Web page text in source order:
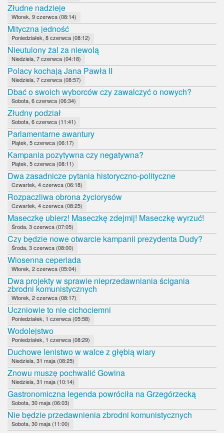
Złudne nadzieje
Wtorek, 9 czerwca (08:14)
Mityczna jedność
Poniedziałek, 8 czerwca (08:12)
Nieutulony żal za niewolą
Niedziela, 7 czerwca (04:18)
Polacy kochają Jana Pawła II
Niedziela, 7 czerwca (08:57)
Dbać o swoich wyborców czy zawalczyć o nowych?
Sobota, 6 czerwca (06:34)
Złudny podział
Sobota, 6 czerwca (11:41)
Parlamentarne awantury
Piątek, 5 czerwca (06:17)
Kampania pozytywna czy negatywna?
Piątek, 5 czerwca (08:11)
Dwa zasadnicze pytania historyczno-polityczne
Czwartek, 4 czerwca (06:18)
Rozpaczliwa obrona życiorysów
Czwartek, 4 czerwca (08:25)
Maseczkę ubierz! Maseczkę zdejmij! Maseczkę wyrzuć!
Środa, 3 czerwca (07:05)
Czy będzie nowe otwarcie kampanii prezydenta Dudy?
Środa, 3 czerwca (08:00)
Wiosenna ceperiada
Wtorek, 2 czerwca (05:04)
Dwa projekty w sprawie nieprzedawniania ścigania
zbrodni komunistycznych
Wtorek, 2 czerwca (08:17)
Uczniowie to nie cichociemni
Poniedziałek, 1 czerwca (05:58)
Wodolejstwo
Poniedziałek, 1 czerwca (08:29)
Duchowe lenistwo w walce z głębią wiary
Niedziela, 31 maja (08:25)
Znowu muszę pochwalić Gowina
Niedziela, 31 maja (10:14)
Gastronomiczna legenda powróciła na Grzegórzecką
Sobota, 30 maja (06:03)
Nie będzie przedawnienia zbrodni komunistycznych
Sobota, 30 maja (11:00)